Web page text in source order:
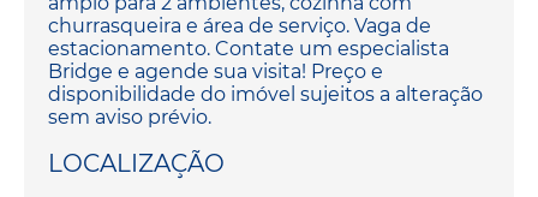
churrasqueira e área de serviço. Vaga de
estacionamento. Contate um especialista
Bridge e agende sua visita! Preço e
disponibilidade do imóvel sujeitos a alteração
sem aviso prévio.
LOCALIZAÇÃO